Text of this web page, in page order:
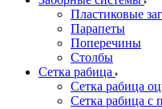
Пластиковые
Парапеты
Поперечины
Столбы
Сетка рабица
Сетка рабица
Сетка рабица